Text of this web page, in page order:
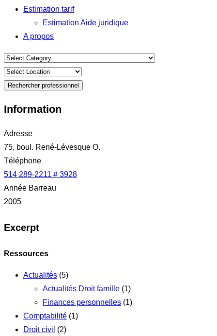
Estimation tarif
Estimation Aide juridique
A propos
Rechercher professionnel
Information
Adresse
75, boul. René-Lévesque O.
Téléphone
514 289-2211 # 3928
Année Barreau
2005
Excerpt
Ressources
Actualités (5)
Actualités Droit famille (1)
Finances personnelles (1)
Comptabilité (1)
Droit civil (2)